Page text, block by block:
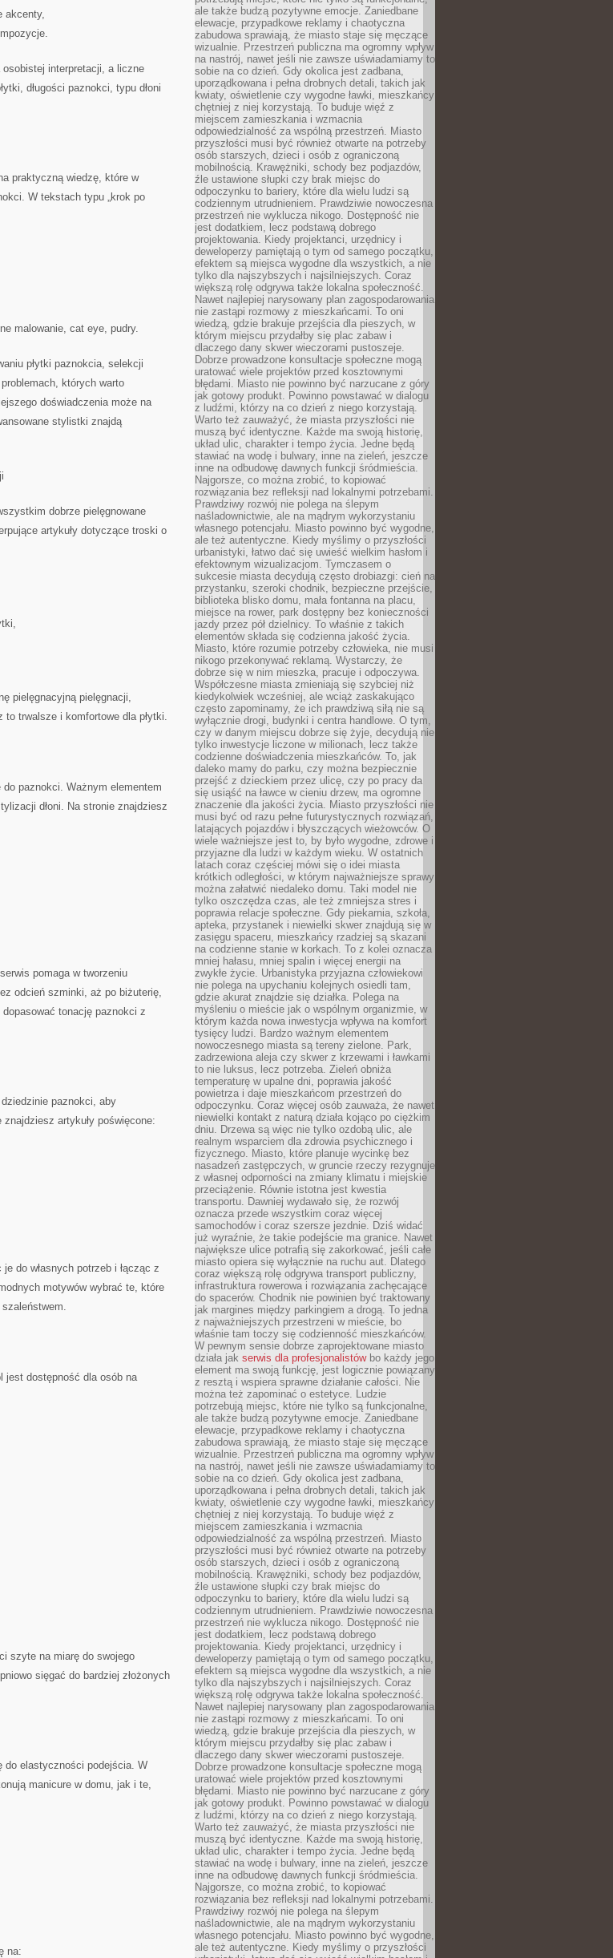
akcenty,
interpretacji, a liczne
długości paznokci, typu dłoni
praktyczną wiedzę, które w
W tekstach typu „krok po
malowanie, cat eye, pudry.
płytki paznokcia, selekcji
których warto
doświadczenia może na
stylistki znajdą
dobrze pielęgnowane
artykuły dotyczące troski o
pielęgnacyjną pielęgnacji,
trwalsze i komfortowe dla płytki.
paznokci. Ważnym elementem
dłoni. Na stronie znajdziesz
pomaga w tworzeniu
odcień szminki, aż po biżuterię,
tonację paznokci z
paznokci, aby
artykuły poświęcone:
do własnych potrzeb i łącząc z
motywów wybrać te, które
jest dostępność dla osób na
szyte na miarę do swojego
sięgać do bardziej złożonych
do elastyczności podejścia. W
manicure w domu, jak i te,
na:
ale także budzą pozytywne emocje. Zaniedbane
elewacje, przypadkowe reklamy i chaotyczna
zabudowa sprawiają, że miasto staje się męczące
wizualnie. Przestrzeń publiczna ma ogromny wpływ
na nastrój, nawet jeśli nie zawsze uświadamiamy to
sobie na co dzień. Gdy okolica jest zadbana,
uporządkowana i pełna drobnych detali, takich jak
kwiaty, oświetlenie czy wygodne ławki, mieszkańcy
chętniej z niej korzystają. To buduje więź z
miejscem zamieszkania i wzmacnia
odpowiedzialność za wspólną przestrzeń. Miasto
przyszłości musi być również otwarte na potrzeby
osób starszych, dzieci i osób z ograniczoną
mobilnością. Krawężniki, schody bez podjazdów,
źle ustawione słupki czy brak miejsc do
odpoczynku to bariery, które dla wielu ludzi są
codziennym utrudnieniem. Prawdziwie nowoczesna
przestrzeń nie wyklucza nikogo. Dostępność nie
jest dodatkiem, lecz podstawą dobrego
projektowania. Kiedy projektanci, urzędnicy i
deweloperzy pamiętają o tym od samego początku,
efektem są miejsca wygodne dla wszystkich, a nie
tylko dla najszybszych i najsilniejszych. Coraz
większą rolę odgrywa także lokalna społeczność.
Nawet najlepiej narysowany plan zagospodarowania
nie zastąpi rozmowy z mieszkańcami. To oni
wiedzą, gdzie brakuje przejścia dla pieszych, w
którym miejscu przydałby się plac zabaw i
dlaczego dany skwer wieczorami pustoszeje.
Dobrze prowadzone konsultacje społeczne mogą
uratować wiele projektów przed kosztownymi
błędami. Miasto nie powinno być narzucane z góry
jak gotowy produkt. Powinno powstawać w dialogu
z ludźmi, którzy na co dzień z niego korzystają.
Warto też zauważyć, że miasta przyszłości nie
muszą być identyczne. Każde ma swoją historię,
układ ulic, charakter i tempo życia. Jedne będą
stawiać na wodę i bulwary, inne na zieleń, jeszcze
inne na odbudowę dawnych funkcji śródmieścia.
Najgorsze, co można zrobić, to kopiować
rozwiązania bez refleksji nad lokalnymi potrzebami.
Prawdziwy rozwój nie polega na ślepym
naśladownictwie, ale na mądrym wykorzystaniu
własnego potencjału. Miasto powinno być wygodne,
ale też autentyczne. Kiedy myślimy o przyszłości
urbanistyki, łatwo dać się uwieść wielkim hasłom i
efektownym wizualizacjom. Tymczasem o
sukcesie miasta decydują często drobiazgi: cień na
przystanku, szeroki chodnik, bezpieczne przejście,
biblioteka blisko domu, mała fontanna na placu,
miejsce na rower, park dostępny bez konieczności
jazdy przez pół dzielnicy. To właśnie z takich
elementów składa się codzienna jakość życia.
Miasto, które rozumie potrzeby człowieka, nie musi
nikogo przekonywać reklamą. Wystarczy, że
dobrze się w nim mieszka, pracuje i odpoczywa.
Współczesne miasta zmieniają się szybciej niż
kiedykolwiek wcześniej, ale wciąż zaskakująco
często zapominamy, że ich prawdziwą siłą nie są
wyłącznie drogi, budynki i centra handlowe. O tym,
czy w danym miejscu dobrze się żyje, decydują nie
tylko inwestycje liczone w milionach, lecz także
codzienne doświadczenia mieszkańców. To, jak
daleko mamy do parku, czy można bezpiecznie
przejść z dzieckiem przez ulicę, czy po pracy da
się usiąść na ławce w cieniu drzew, ma ogromne
znaczenie dla jakości życia. Miasto przyszłości nie
musi być od razu pełne futurystycznych rozwiązań,
latających pojazdów i błyszczących wieżowców. O
wiele ważniejsze jest to, by było wygodne, zdrowe i
przyjazne dla ludzi w każdym wieku. W ostatnich
latach coraz częściej mówi się o idei miasta
krótkich odległości, w którym najważniejsze sprawy
można załatwić niedaleko domu. Taki model nie
tylko oszczędza czas, ale też zmniejsza stres i
poprawia relacje społeczne. Gdy piekarnia, szkoła,
apteka, przystanek i niewielki skwer znajdują się w
zasięgu spaceru, mieszkańcy rzadziej są skazani
na codzienne stanie w korkach. To z kolei oznacza
mniej hałasu, mniej spalin i więcej energii na
zwykłe życie. Urbanistyka przyjazna człowiekowi
nie polega na upychaniu kolejnych osiedli tam,
gdzie akurat znajdzie się działka. Polega na
myśleniu o mieście jak o wspólnym organizmie, w
którym każda nowa inwestycja wpływa na komfort
tysięcy ludzi. Bardzo ważnym elementem
nowoczesnego miasta są tereny zielone. Park,
zadrzewiona aleja czy skwer z krzewami i ławkami
to nie luksus, lecz potrzeba. Zieleń obniża
temperaturę w upalne dni, poprawia jakość
powietrza i daje mieszkańcom przestrzeń do
odpoczynku. Coraz więcej osób zauważa, że nawet
niewielki kontakt z naturą działa kojąco po ciężkim
dniu. Drzewa są więc nie tylko ozdobą ulic, ale
realnym wsparciem dla zdrowia psychicznego i
fizycznego. Miasto, które planuje wycinkę bez
nasadzeń zastępczych, w gruncie rzeczy rezygnuje
z własnej odporności na zmiany klimatu i miejskie
przeciążenie. Równie istotna jest kwestia
transportu. Dawniej wydawało się, że rozwój
oznacza przede wszystkim coraz więcej
samochodów i coraz szersze jezdnie. Dziś widać
już wyraźnie, że takie podejście ma granice. Nawet
największe ulice potrafią się zakorkować, jeśli całe
miasto opiera się wyłącznie na ruchu aut. Dlatego
coraz większą rolę odgrywa transport publiczny,
infrastruktura rowerowa i rozwiązania zachęcające
do spacerów. Chodnik nie powinien być traktowany
jak margines między parkingiem a drogą. To jedna
z najważniejszych przestrzeni w mieście, bo
właśnie tam toczy się codzienność mieszkańców.
W pewnym sensie dobrze zaprojektowane miasto
działa jak serwis dla profesjonalistówbo każdy jego
element ma swoją funkcję, jest logicznie powiązany
z resztą i wspiera sprawne działanie całości. Nie
można też zapominać o estetyce. Ludzie
potrzebują miejsc, które nie tylko są funkcjonalne,
ale także budzą pozytywne emocje. Zaniedbane
elewacje, przypadkowe reklamy i chaotyczna
zabudowa sprawiają, że miasto staje się męczące
wizualnie. Przestrzeń publiczna ma ogromny wpływ
na nastrój, nawet jeśli nie zawsze uświadamiamy to
sobie na co dzień. Gdy okolica jest zadbana,
uporządkowana i pełna drobnych detali, takich jak
kwiaty, oświetlenie czy wygodne ławki, mieszkańcy
chętniej z niej korzystają. To buduje więź z
miejscem zamieszkania i wzmacnia
odpowiedzialność za wspólną przestrzeń. Miasto
przyszłości musi być również otwarte na potrzeby
osób starszych, dzieci i osób z ograniczoną
mobilnością. Krawężniki, schody bez podjazdów,
źle ustawione słupki czy brak miejsc do
odpoczynku to bariery, które dla wielu ludzi są
codziennym utrudnieniem. Prawdziwie nowoczesna
przestrzeń nie wyklucza nikogo. Dostępność nie
jest dodatkiem, lecz podstawą dobrego
projektowania. Kiedy projektanci, urzędnicy i
deweloperzy pamiętają o tym od samego początku,
efektem są miejsca wygodne dla wszystkich, a nie
tylko dla najszybszych i najsilniejszych. Coraz
większą rolę odgrywa także lokalna społeczność.
Nawet najlepiej narysowany plan zagospodarowania
nie zastąpi rozmowy z mieszkańcami. To oni
wiedzą, gdzie brakuje przejścia dla pieszych, w
którym miejscu przydałby się plac zabaw i
dlaczego dany skwer wieczorami pustoszeje.
Dobrze prowadzone konsultacje społeczne mogą
uratować wiele projektów przed kosztownymi
błędami. Miasto nie powinno być narzucane z góry
jak gotowy produkt. Powinno powstawać w dialogu
z ludźmi, którzy na co dzień z niego korzystają.
Warto też zauważyć, że miasta przyszłości nie
muszą być identyczne. Każde ma swoją historię,
układ ulic, charakter i tempo życia. Jedne będą
stawiać na wodę i bulwary, inne na zieleń, jeszcze
inne na odbudowę dawnych funkcji śródmieścia.
Najgorsze, co można zrobić, to kopiować
rozwiązania bez refleksji nad lokalnymi potrzebami.
Prawdziwy rozwój nie polega na ślepym
naśladownictwie, ale na mądrym wykorzystaniu
własnego potencjału. Miasto powinno być wygodne,
ale też autentyczne. Kiedy myślimy o przyszłości